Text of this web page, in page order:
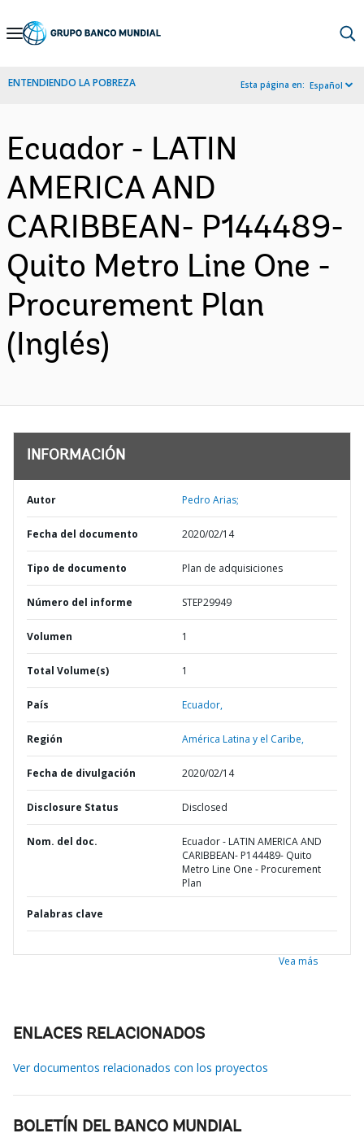
Skip
Navigation
ENTENDIENDO LA POBREZA Esta página en: Español
Ecuador - LATIN
AMERICA AND
CARIBBEAN- P144489-
Quito Metro Line One -
Procurement Plan
(Inglés)
INFORMACIÓN
Autor Pedro Arias;
Fecha del documento 2020/02/14
Tipo de documento Plan de adquisiciones
Número del informe STEP29949
Volumen 1
Total Volume(s) 1
País Ecuador,
Región América Latina y el Caribe,
Fecha de divulgación 2020/02/14
Disclosure Status Disclosed
Nom. del doc.
Ecuador - LATIN AMERICA AND
CARIBBEAN- P144489- Quito
Metro Line One - Procurement
Plan
Palabras clave
Vea más
ENLACES RELACIONADOS
Ver documentos relacionados con los proyectos
BOLETÍN DEL BANCO MUNDIAL